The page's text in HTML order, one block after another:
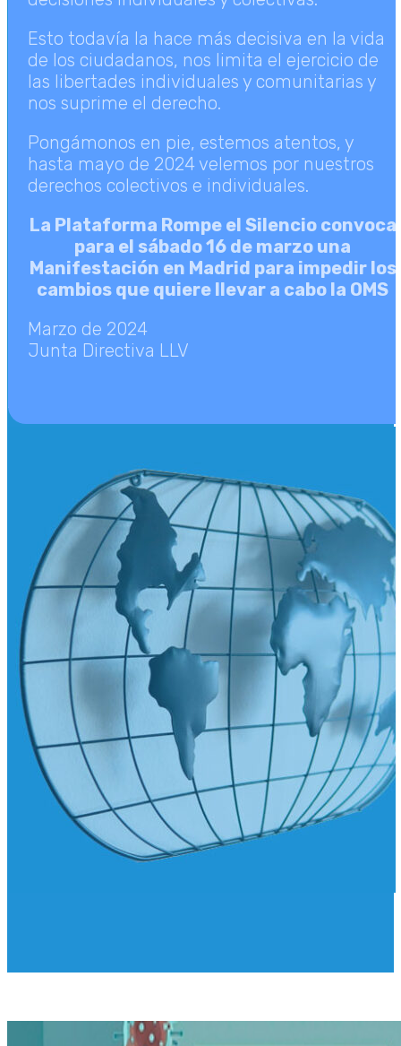
Esto todavía la hace más decisiva en la vida
de los ciudadanos, nos limita el ejercicio de
las libertades individuales y comunitarias y
nos suprime el derecho.
Pongámonos en pie, estemos atentos, y
hasta mayo de 2024 velemos por nuestros
derechos colectivos e individuales.
La Plataforma Rompe el Silencio convoca
para el sábado 16 de marzo una
Manifestación en Madrid para impedir los
cambios que quiere llevar a cabo la OMS
Marzo de 2024
Junta Directiva LLV